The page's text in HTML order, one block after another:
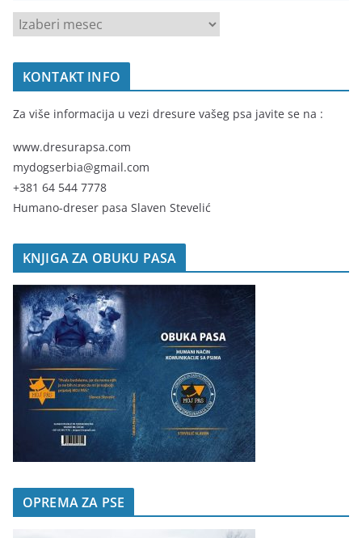
R
H
A
KONTAKT INFO
Za više informacija u vezi dresure vašeg psa javite se na :
www.dresurapsa.com
mydogserbia@gmail.com
+381 64 544 7778
Humano-dreser pasa Slaven Stevelić
KNJIGA ZA OBUKU PASA
OPREMA ZA PSE